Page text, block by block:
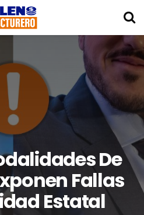
De
Fallas
Estatal